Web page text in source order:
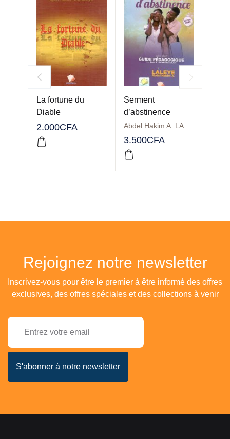
La fortune du
Diable
2.000CFA
Serment
d’abstinence
3.500CFA
Rejoignez notre newsletter
Inscrivez-vous pour être le premier à être informé des offres
exclusives, des offres spéciales et des collections à venir